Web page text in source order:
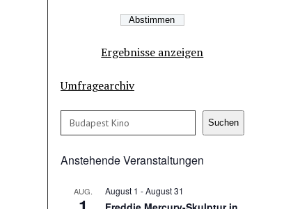
Ergebnisse anzeigen
Umfragearchiv
Suchen Suchen
Anstehende Veranstaltungen
AUG. August 1 -August 31